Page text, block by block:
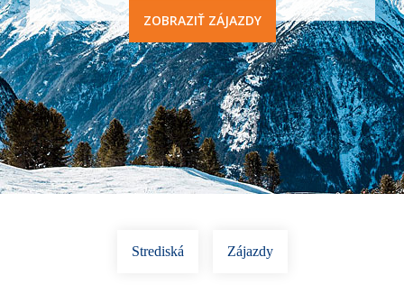
ZOBRAZIŤ ZÁJAZDY
Strediská Zájazdy